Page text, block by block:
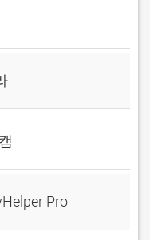
Pro